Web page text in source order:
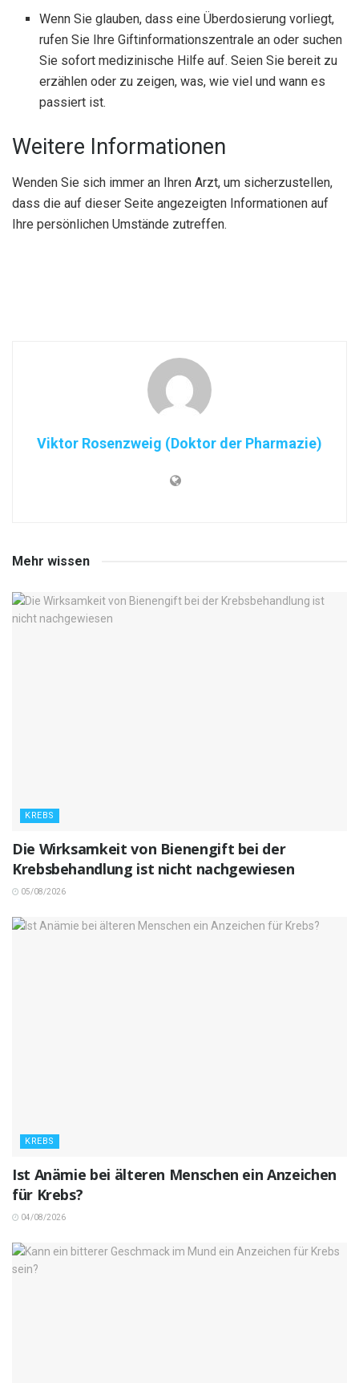
Wenn Sie glauben, dass eine Überdosierung vorliegt,
rufen Sie Ihre Giftinformationszentrale an oder suchen
Sie sofort medizinische Hilfe auf. Seien Sie bereit zu
erzählen oder zu zeigen, was, wie viel und wann es
passiert ist.
Weitere Informationen
Wenden Sie sich immer an Ihren Arzt, um sicherzustellen,
dass die auf dieser Seite angezeigten Informationen auf
Ihre persönlichen Umstände zutreffen.
Viktor Rosenzweig (Doktor der Pharmazie)
Mehr wissen
KREBS
Die Wirksamkeit von Bienengift bei der
Krebsbehandlung ist nicht nachgewiesen
05/08/2026
KREBS
Ist Anämie bei älteren Menschen ein Anzeichen
für Krebs?
04/08/2026